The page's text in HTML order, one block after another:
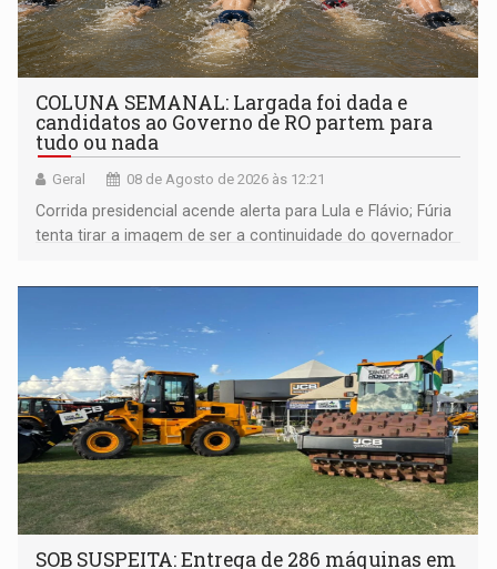
COLUNA SEMANAL: Largada foi dada e
candidatos ao Governo de RO partem para
tudo ou nada
Geral 08 de Agosto de 2026 às 12:21
Corrida presidencial acende alerta para Lula e Flávio; Fúria
tenta tirar a imagem de ser a continuidade do governador
não ter entrado no modo eleição; ABAV faz evento em
SOB SUSPEITA: Entrega de 286 máquinas em